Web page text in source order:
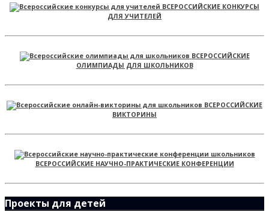
ВСЕРОССИЙСКИЕ КОНКУРСЫ
ДЛЯ УЧИТЕЛЕЙ
ВСЕРОССИЙСКИЕ
ОЛИМПИАДЫ ДЛЯ ШКОЛЬНИКОВ
ВСЕРОССИЙСКИЕ
ВИКТОРИНЫ
ВСЕРОССИЙСКИЕ НАУЧНО-ПРАКТИЧЕСКИЕ КОНФЕРЕНЦИИ
Проекты для детей